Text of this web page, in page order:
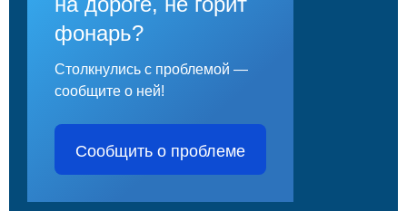
фонарь?
Столкнулись с проблемой —
сообщите о ней!
Сообщить о проблеме